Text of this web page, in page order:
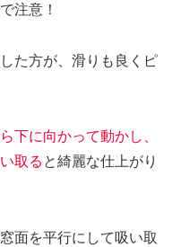
注意！
た方が、滑りも良くピ
下に向かって動かし、
取る と綺麗な仕上がり
面を平行にして吸い取